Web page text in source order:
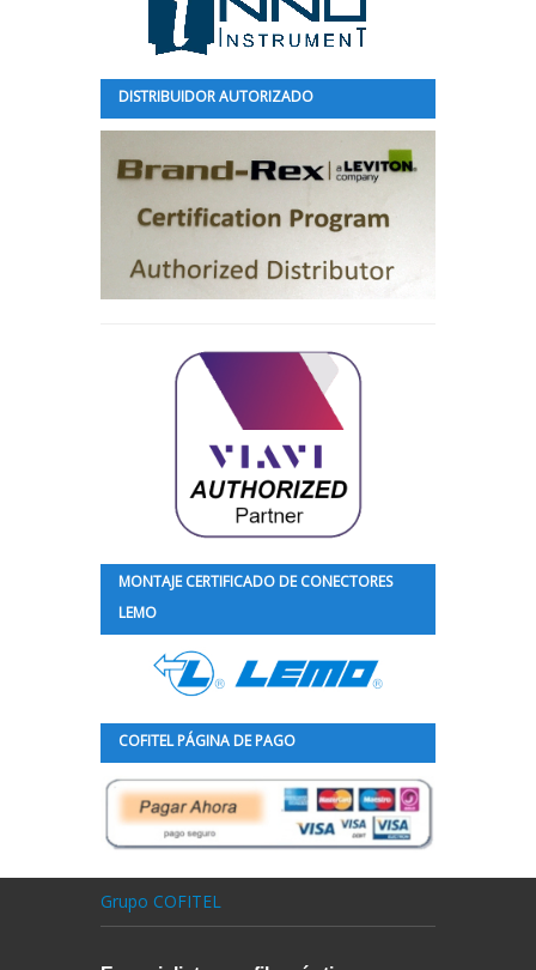
DISTRIBUIDOR AUTORIZADO
MONTAJE CERTIFICADO DE CONECTORES
LEMO
COFITEL PÁGINA DE PAGO
Grupo COFITEL